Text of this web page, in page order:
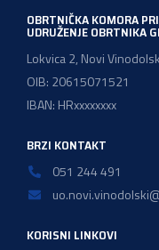
OBRTNIČKA KOMORA
UDRUŽENJE OBRTNIKA
Lokvica 2, Novi
OIB: 20615071521
IBAN: HRxxxxxxxx
BRZI KONTAKT
051 244 491
KORISNI LINKOVI